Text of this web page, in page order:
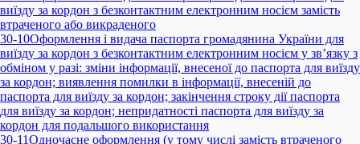
виїзду за кордон з безконтактним електронним носієм замість
втраченого або викраденого
30-10Оформлення і видача паспорта громадянина України для
виїзду за кордон з безконтактним електронним носієм у зв’язку з
обміном у разі: зміни інформації, внесеної до паспорта для виїзду
за кордон; виявлення помилки в інформації, внесеній до
паспорта для виїзду за кордон; закінчення строку дії паспорта
для виїзду за кордон; непридатності паспорта для виїзду за
кордон для подальшого використання
30-11Одночасне оформлення (у тому числі замість втраченого